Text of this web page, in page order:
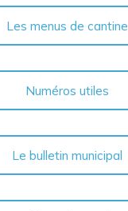
Les menus de cantine
Numéros utiles
Le bulletin municipal